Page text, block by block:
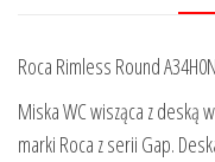
Roca Rimless Round
Miska WC wisząca z deską
marki Roca z serii Gap.